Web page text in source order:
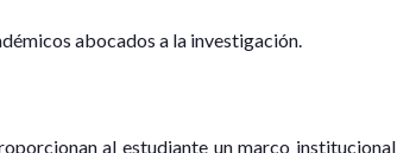
abocados a la investigación.
al estudiante un marco institucional